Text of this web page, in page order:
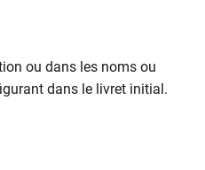
ou dans les noms ou
dans le livret initial.